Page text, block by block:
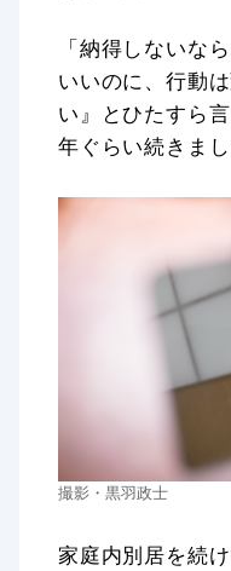
「納得しないな
いいのに、行動
い』とひたすら
年ぐらい続きまし
撮影・黒羽政士
家庭内別居を続